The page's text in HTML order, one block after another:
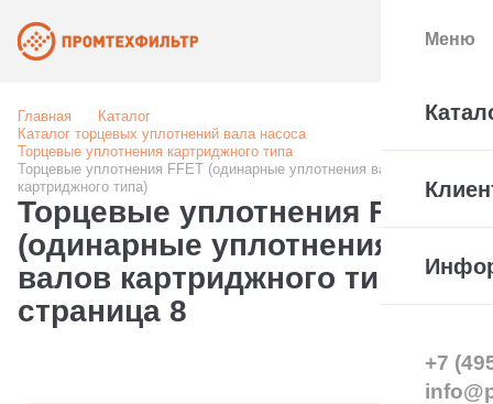
Главная
Каталог
Каталог торцевых уплотнений вала насоса
Торцевые уплотнения картриджного типа
Торцевые уплотнения FFET (одинарные уплотнения валов
картриджного типа)
Торцевые уплотнения FFET
(одинарные уплотнения
валов картриджного типа) –
страница 8
Меню
+7